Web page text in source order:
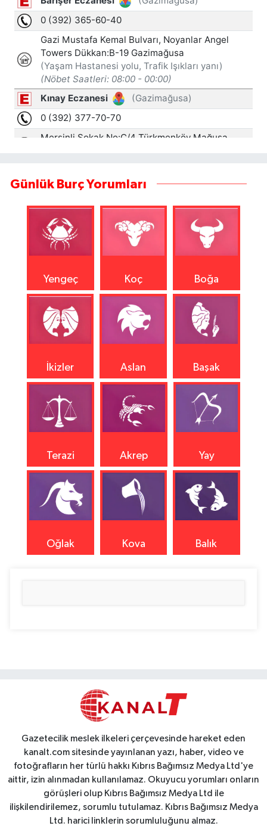
Günlük Burç Yorumları
Yengeç Koç Boğa
İkizler Aslan Başak
Terazi Akrep Yay
Oğlak Kova Balık
Gazetecilik meslek ilkeleri çerçevesinde hareket eden
kanalt.com sitesinde yayınlanan yazı, haber, video ve
fotoğrafların her türlü hakkı Kıbrıs Bağımsız Medya Ltd'ye
aittir, izin alınmadan kullanılamaz. Okuyucu yorumları onların
görüşleri olup Kıbrıs Bağımsız Medya Ltd ile
ilişkilendirilemez, sorumlu tutulamaz. Kıbrıs Bağımsız Medya
Ltd. harici linklerin sorumluluğunu almaz.